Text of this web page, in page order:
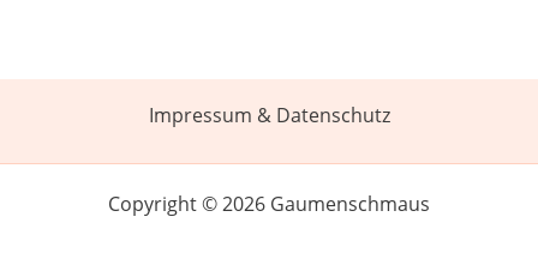
Impressum & Datenschutz
Copyright © 2026 Gaumenschmaus